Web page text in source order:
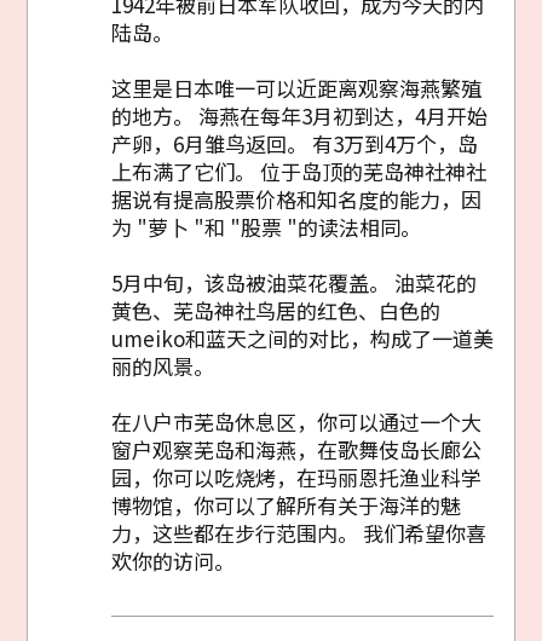
陆岛。
这里是日本唯一可以近距离观察海燕繁殖
的地方。 海燕在每年3月初到达，4月开始
产卵，6月雏鸟返回。 有3万到4万个，岛
上布满了它们。 位于岛顶的芜岛神社神社
据说有提高股票价格和知名度的能力，因
为 "萝卜 "和 "股票 "的读法相同。
5月中旬，该岛被油菜花覆盖。 油菜花的
黄色、芜岛神社鸟居的红色、白色的
umeiko和蓝天之间的对比，构成了一道美
丽的风景。
在八户市芜岛休息区，你可以通过一个大
窗户观察芜岛和海燕，在歌舞伎岛长廊公
园，你可以吃烧烤，在玛丽恩托渔业科学
博物馆，你可以了解所有关于海洋的魅
力，这些都在步行范围内。 我们希望你喜
欢你的访问。